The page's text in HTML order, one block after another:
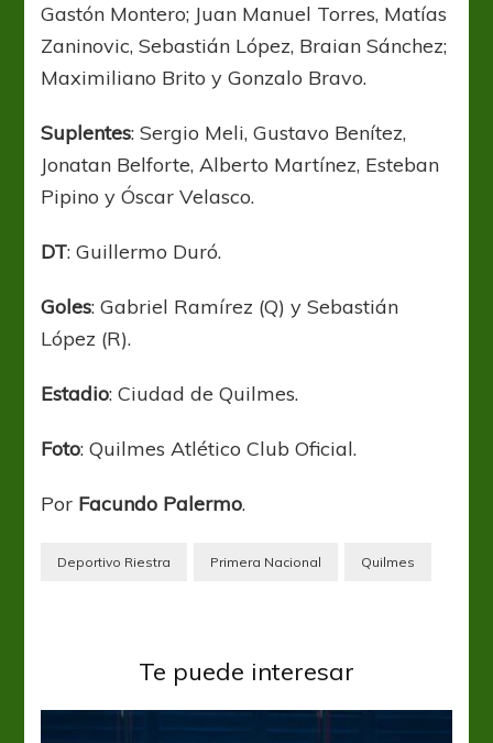
Gastón Montero; Juan Manuel Torres, Matías
Zaninovic, Sebastián López, Braian Sánchez;
Maximiliano Brito y Gonzalo Bravo.
Suplentes: Sergio Meli, Gustavo Benítez,
Jonatan Belforte, Alberto Martínez, Esteban
Pipino y Óscar Velasco.
DT: Guillermo Duró.
Goles: Gabriel Ramírez (Q) y Sebastián
López (R).
Estadio: Ciudad de Quilmes.
Foto: Quilmes Atlético Club Oficial.
Por Facundo Palermo.
Deportivo Riestra Primera Nacional Quilmes
Te puede interesar